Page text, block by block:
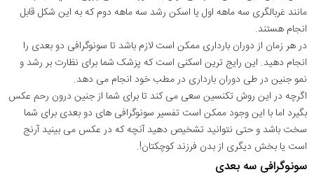
مانند غربالگری سه ماهه اول یا اسکن رشد سه ماهه دوم که به این شکل قابل
انجام هستند.
در هر زمان از دوران بارداری ممکن است لازم باشد تا سونوگرافی دو بعدی را
انجام دهید. این رایج ترین اسکنی است که پزشک شما برای نظارت بر رشد و
نمو جنین در طی دوران بارداری در مطب خود انجام می دهد.
اگرچه در این روش تکنسین سعی می کند تا برای شما از جنین درون رحم عکس
بگیرد اما با این وجود ممکن است تفسیر سونوگرافی های دو بعدی برای شما
سخت باشد و حتی نتوانید تشخیص دهید آنچه که در عکس می بینید آرنج
است یا بخش دیگری از بدن فرزند کوچکتان!.
سونوگرافی سه بعدی